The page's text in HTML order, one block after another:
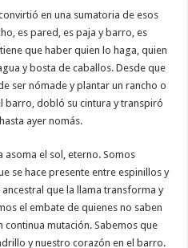
en una sumatoria de esos
es pared, es paja y barro, es
que haber quien lo haga, quien
y bosta de caballos. Desde que
ser nómade y plantar un rancho o
barro, dobló su cintura y transpiró
ayer nomás.
asoma el sol, eterno. Somos
se hace presente entre espinillos y
que la llama transforma y
el embate de quienes no saben
continua mutación. Sabemos que
y nuestro corazón en el barro.